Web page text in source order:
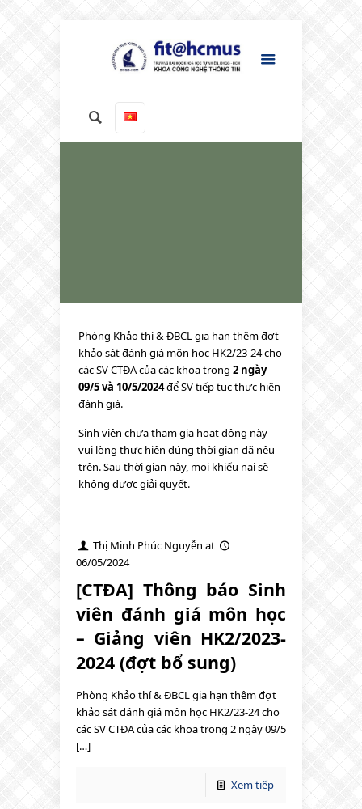
Phòng Khảo thí & ĐBCL gia hạn thêm đợt
khảo sát đánh giá môn học HK2/23-24 cho
các SV CTĐA của các khoa trong 2 ngày
09/5 và 10/5/2024để SV tiếp tục thực hiện
đánh giá.
Sinh viên chưa tham gia hoạt động này
vui lòng thực hiện đúng thời gian đã nêu
trên. Sau thời gian này, mọi khiếu nại sẽ
không được giải quyết.
Thị Minh Phúc Nguyễn at
06/05/2024
[CTĐA] Thông báo Sinh
viên đánh giá môn học
– Giảng viên HK2/2023-
2024 (đợt bổ sung)
Phòng Khảo thí & ĐBCL gia hạn thêm đợt
khảo sát đánh giá môn học HK2/23-24 cho
các SV CTĐA của các khoa trong 2 ngày 09/5
[…]
Xem tiếp